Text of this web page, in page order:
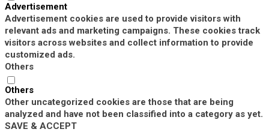
Advertisement
Advertisement cookies are used to provide visitors with
relevant ads and marketing campaigns. These cookies track
visitors across websites and collect information to provide
customized ads.
Others
Others
Other uncategorized cookies are those that are being
analyzed and have not been classified into a category as yet.
SAVE & ACCEPT